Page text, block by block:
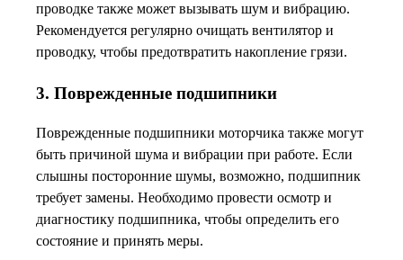
проводке также может вызывать шум и вибрацию.
Рекомендуется регулярно очищать вентилятор и
проводку, чтобы предотвратить накопление грязи.
3. Поврежденные подшипники
Поврежденные подшипники моторчика также могут
быть причиной шума и вибрации при работе. Если
слышны посторонние шумы, возможно, подшипник
требует замены. Необходимо провести осмотр и
диагностику подшипника, чтобы определить его
состояние и принять меры.